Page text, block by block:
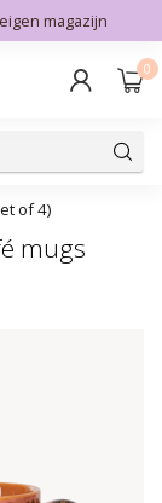
magazijn
0
of 4)
mugs